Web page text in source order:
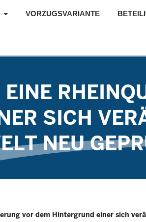
VORZUGSVARIANTE
SICH
NEU
vor dem Hintergrund einer sich